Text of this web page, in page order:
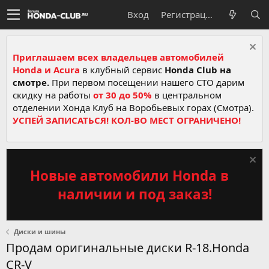
Вход Регистрация
Приглашаем всех владельцев автомобилей
Honda и Acura в клубный сервис Honda Club на
смотре. При первом посещении нашего СТО дарим
скидку на работы от 30 до 50% в центральном
отделении Хонда Клуб на Воробьевых горах (Смотра).
УСПЕЙ ЗАПИСАТЬСЯ! КОЛ-ВО МЕСТ ОГРАНИЧЕНО!
Новые автомобили Honda в
наличии и под заказ!
Диски и шины
Продам оригинальные диски R-18.Honda
CR-V